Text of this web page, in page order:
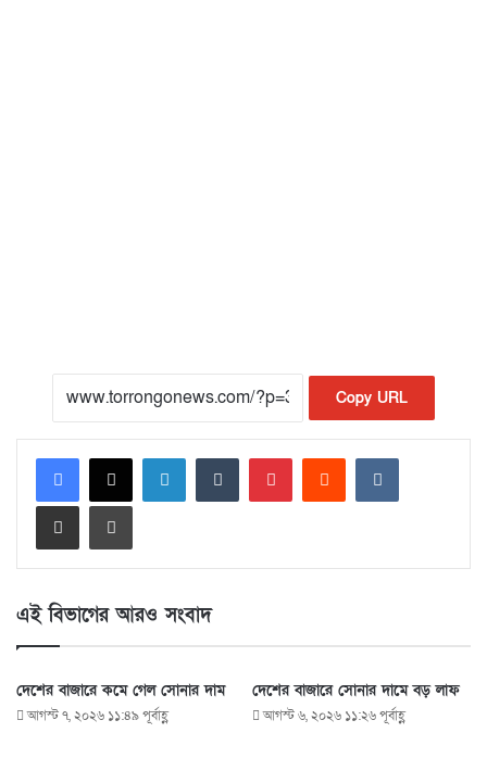
Copy URL
LinkedIn
এই বিভাগের আরও সংবাদ
দেশের বাজারে কমে গেল সোনার দাম
আগস্ট ৭, ২০২৬ ১১:৪৯ পূর্বাহ্ণ
দেশের বাজারে সোনার দামে বড় লাফ
আগস্ট ৬, ২০২৬ ১১:২৬ পূর্বাহ্ণ